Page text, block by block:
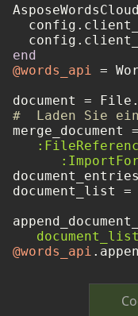
end
@words_api =
document =
#  Laden Sie ein
merge_document
document_list =
@words_api